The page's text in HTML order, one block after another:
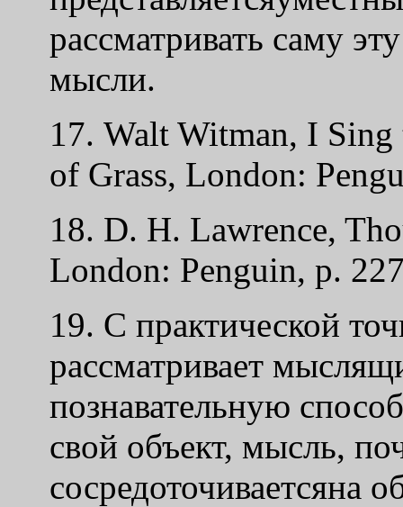
рассматривать саму
мысли.
17. Walt Witman, I
of Grass, London:
18. D. H. Lawrence,
London: Penguin, p.
19. С практической
рассматривает
познавательную
свой объект, мысль,
сосредоточиваетсяна